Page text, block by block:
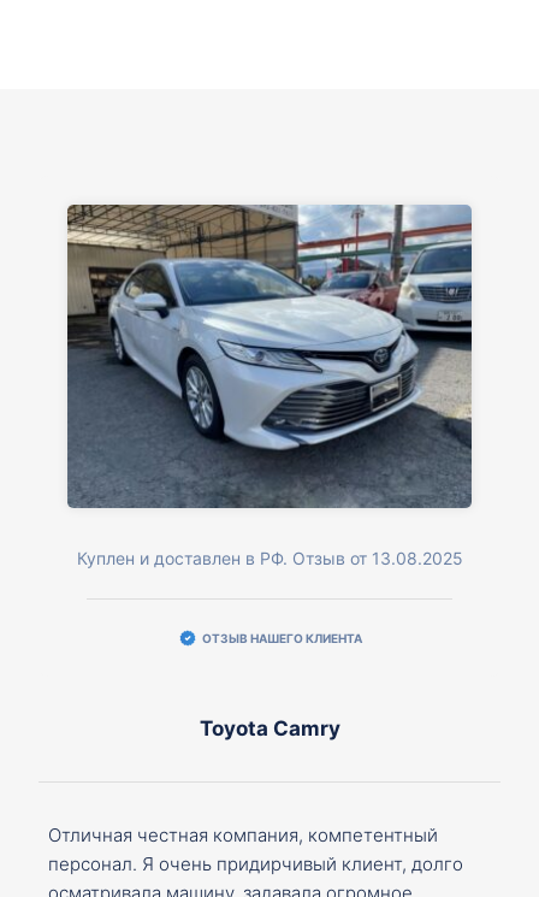
Куплен и доставлен в РФ. Отзыв от 13.08.2025
ОТЗЫВ НАШЕГО КЛИЕНТА
Toyota Camry
Отличная честная компания, компетентный
персонал. Я очень придирчивый клиент, долго